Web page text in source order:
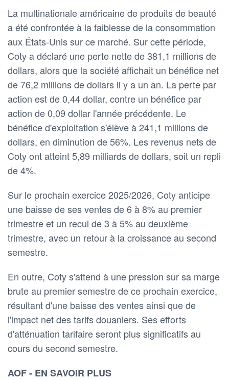
La multinationale américaine de produits de beauté
a été confrontée à la faiblesse de la consommation
aux États-Unis sur ce marché. Sur cette période,
Coty a déclaré une perte nette de 381,1 millions de
dollars, alors que la société affichait un bénéfice net
de 76,2 millions de dollars il y a un an. La perte par
action est de 0,44 dollar, contre un bénéfice par
action de 0,09 dollar l'année précédente. Le
bénéfice d'exploitation s'élève à 241,1 millions de
dollars, en diminution de 56%. Les revenus nets de
Coty ont atteint 5,89 milliards de dollars, soit un repli
de 4%.
Sur le prochain exercice 2025/2026, Coty anticipe
une baisse de ses ventes de 6 à 8% au premier
trimestre et un recul de 3 à 5% au deuxième
trimestre, avec un retour à la croissance au second
semestre.
En outre, Coty s'attend à une pression sur sa marge
brute au premier semestre de ce prochain exercice,
résultant d'une baisse des ventes ainsi que de
l'impact net des tarifs douaniers. Ses efforts
d'atténuation tarifaire seront plus significatifs au
cours du second semestre.
AOF - EN SAVOIR PLUS